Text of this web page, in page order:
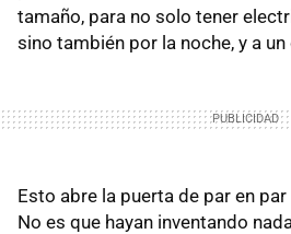
tamaño, para no solo tener
sino también por la noche, y a
Esto abre la puerta de par en
No es que hayan inventando